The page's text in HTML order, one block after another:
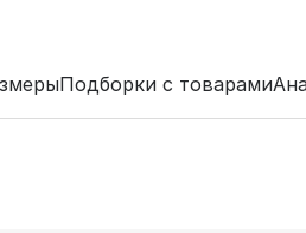
Подборки с товарами